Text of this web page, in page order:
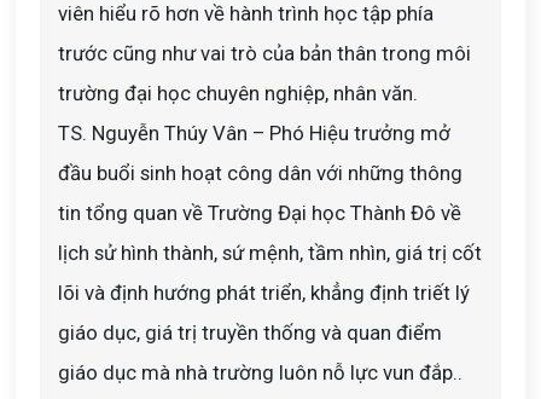
viên hiểu rõ hơn về hành trình học tập phía
trước cũng như vai trò của bản thân trong môi
trường đại học chuyên nghiệp, nhân văn.
TS. Nguyễn Thúy Vân – Phó Hiệu trưởng mở
đầu buổi sinh hoạt công dân với những thông
tin tổng quan về Trường Đại học Thành Đô về
lịch sử hình thành, sứ mệnh, tầm nhìn, giá trị cốt
lõi và định hướng phát triển, khẳng định triết lý
giáo dục, giá trị truyền thống và quan điểm
giáo dục mà nhà trường luôn nỗ lực vun đắp..